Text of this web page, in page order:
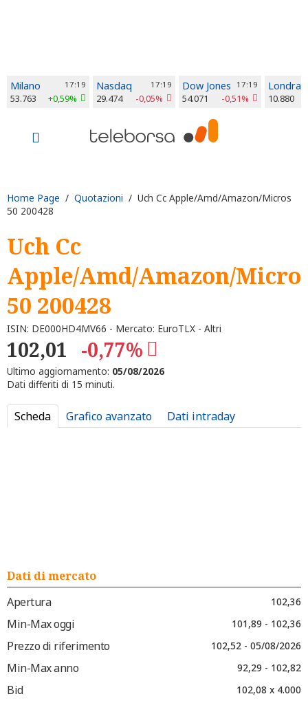
Milano 17:19
53.763 +0,59%
Nasdaq 17:19
29.474 -0,05%
Dow Jones 17:19
54.071 -0,51%
Londra
10.880
Home Page / Quotazioni / Uch Cc Apple/Amd/Amazon/Micros
50 200428
Uch Cc
Apple/Amd/Amazon/
50 200428
ISIN: DE000HD4MV66 - Mercato: EuroTLX - Altri
102,01 -0,77%
Ultimo aggiornamento: 05/08/2026
Dati differiti di 15 minuti.
Scheda Grafico avanzato Dati intraday
Dati di mercato
Apertura
102,36
Min-Max oggi 101,89 - 102,36
Prezzo di riferimento 102,52 - 05/08/2026
Min-Max anno 92,29 - 102,82
Bid 102,08 x 4.000